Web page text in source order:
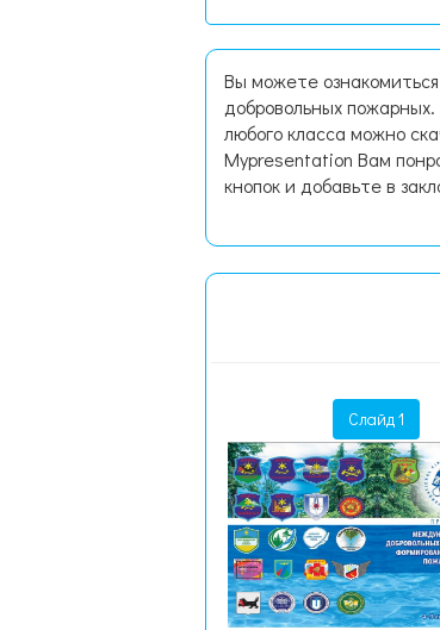
Вы можете
добровольных
любого класса можно
Mypresentation Вам
кнопок и добавьте в
Слайд 1